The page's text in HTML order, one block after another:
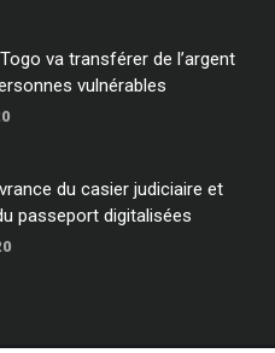
va transférer de l’argent
vulnérables
du casier judiciaire et
passeport digitalisées